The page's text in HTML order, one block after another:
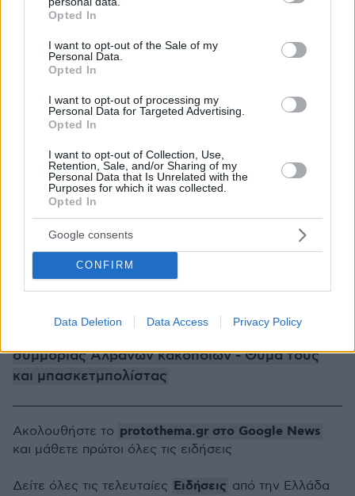
grant or deny consent to Google and its third-party tags to
use your data for below specified purposes in below Google
consent section.
Opted In
I want to opt-out of the Sale of my
Personal Data.
Opted In
I want to opt-out of processing my
Personal Data for Targeted Advertising.
Opted In
I want to opt-out of Collection, Use,
Retention, Sale, and/or Sharing of my
Personal Data that Is Unrelated with the
Purposes for which it was collected.
Opted In
Google consents
CONFIRM
Data Deletion Data Access Privacy Policy
ζήτηση για εκπαίδευση.
Η Ελλάδα είναι ένας
ιδανικός χώρος. Είχαμε φέρει νόμο το 2011.
Ψηφίσαμε να ανοίξουν τα πανεπιστήμια.
Δυστυχώς μόλις φύγαμε, αυτό ανετράπη και
αλλαγές χρειάζεται η παιδεία μας
Ειδήσεις σήμερα:
Στέψη βασιλιά Καρόλου: Τα 25 φωτογραφικά
στιγμιότυπα που ξεχώρισαν
Εκλογές 2023 - Μητσοτάκης: Αυτοδύναμη η
ΝΔ, εναλλακτική πρόταση εξουσίας δεν
υπάρχει
συμμορίας Αλβανών κακοποιών - Θύμα τους
και μπασκετμπολίστας
Ακολουθήστε το protothema.gr στο Google News
και μάθετε πρώτοι όλες τις ειδήσεις
Δείτε όλες τις τελευταίες Ειδήσεις από την Ελλάδα